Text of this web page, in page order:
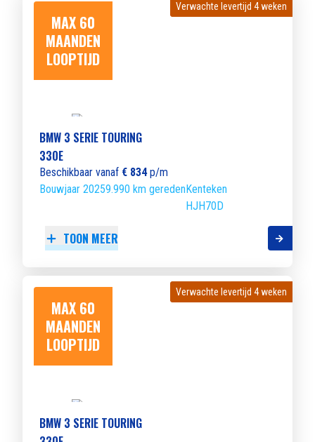
MAX 60
MAANDEN
LOOPTIJD
Verwachte levertijd 4 weken
Verwachte levertijd 4 weken
BMW 3 SERIE TOURING
330E
Beschikbaar vanaf € 834p/m
Bouwjaar 20259.990 km geredenKenteken
HJH70D
TOON MEER
MAX 60
MAANDEN
LOOPTIJD
Verwachte levertijd 4 weken
Verwachte levertijd 4 weken
BMW 3 SERIE TOURING